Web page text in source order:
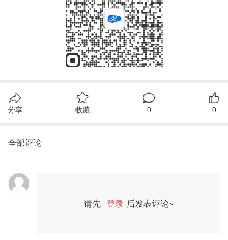
分享 收藏 0 0
全部评论
请先 登录 后发表评论~